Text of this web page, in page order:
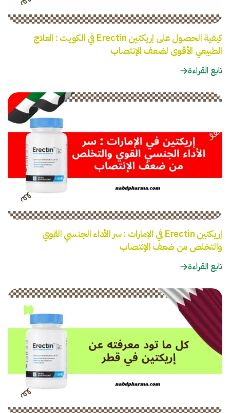
كيفية الحصول على إريكتين Erectin في الكويت : العلاج
الطبيعي الأقوى لضعف الإنتصاب
تابع القراءة
إريكتين Erectin في الإمارات : سر الأداء الجنسي القوي
والتخلص من ضعف الإنتصاب
تابع القراءة